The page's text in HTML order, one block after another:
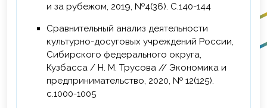
и за рубежом, 2019, №4(36). С.140-144
Сравнительный анализ деятельности
культурно-досуговых учреждений России,
Сибирского федерального округа,
Кузбасса / Н. М. Трусова // Экономика и
предпринимательство, 2020, № 12(125).
с.1000-1005